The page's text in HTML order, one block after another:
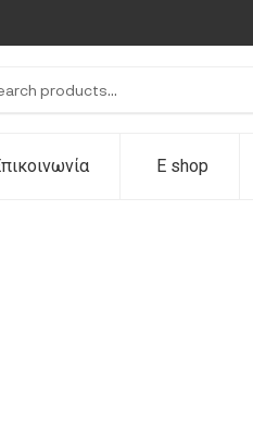
E shop